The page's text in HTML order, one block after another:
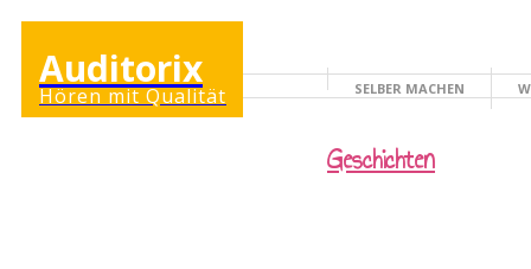
Auditorix
Hören mit Qualität KINDERSEITE
SELBER MACHEN
Geschichten